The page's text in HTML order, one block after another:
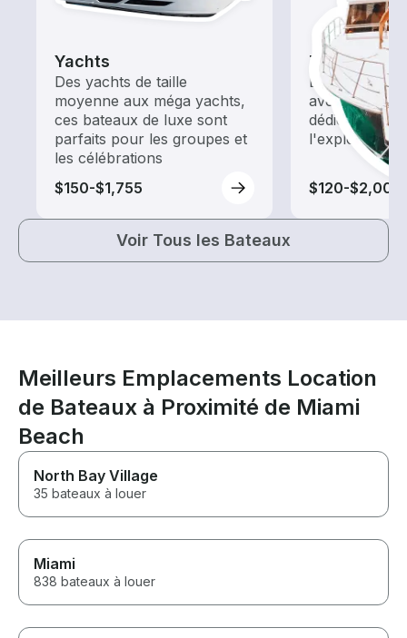
Yachts
Des yachts de taille
moyenne aux méga yachts,
ces bateaux de luxe sont
parfaits pour les groupes et
les célébrations
$150-$1,755
Tours
Explorez les
avec une
dédiée au
l'exploration
$120-$2,005
Voir Tous les Bateaux
Meilleurs Emplacements Location
de Bateaux à Proximité de Miami
Beach
North Bay Village
35 bateaux à louer
Miami
838 bateaux à louer